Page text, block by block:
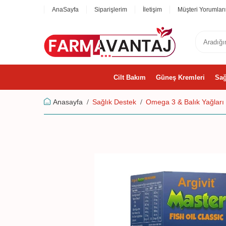
AnaSayfa Siparişlerim İletişim Müşteri Yorumları
Cilt Bakım Güneş Kremleri
Anasayfa Sağlık Destek Omega 3 & Balık Yağları